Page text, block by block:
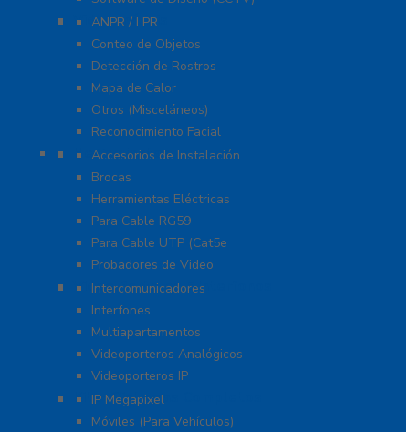
Videoanálisis
ANPR / LPR
Conteo de Objetos
Detección de Rostros
Mapa de Calor
Otros (Misceláneos)
Reconocimiento Facial
Herramientas
Accesorios de Instalación
Brocas
Herramientas Eléctricas
Para Cable RG59
Para Cable UTP (Cat5e
Probadores de Video
Video Porteros E Interfonos
Intercomunicadores
Interfones
Multiapartamentos
Videoporteros Analógicos
Videoporteros IP
Kits- Sistemas Completos
IP Megapixel
Móviles (Para Vehículos)